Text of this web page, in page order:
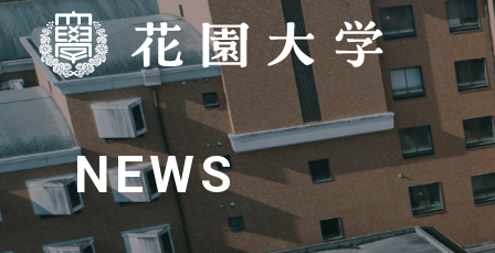
NEWS